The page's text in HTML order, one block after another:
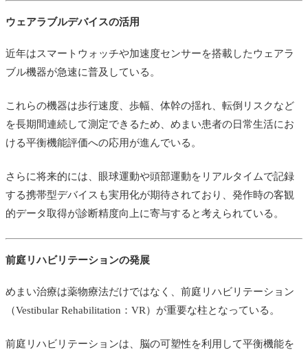
ウェアラブルデバイスの活用
近年はスマートウォッチや加速度センサーを搭載したウェアラ
ブル機器が急速に普及している。
これらの機器は歩行速度、歩幅、体幹の揺れ、転倒リスクなど
を長期間連続して測定できるため、めまい患者の日常生活にお
ける平衡機能評価への応用が進んでいる。
さらに将来的には、眼球運動や頭部運動をリアルタイムで記録
する携帯型デバイスも実用化が期待されており、発作時の客観
的データ取得が診断精度向上に寄与すると考えられている。
前庭リハビリテーションの発展
めまい治療は薬物療法だけではなく、前庭リハビリテーション
（Vestibular Rehabilitation：VR）が重要な柱となっている。
前庭リハビリテーションは、脳の可塑性を利用して平衡機能を